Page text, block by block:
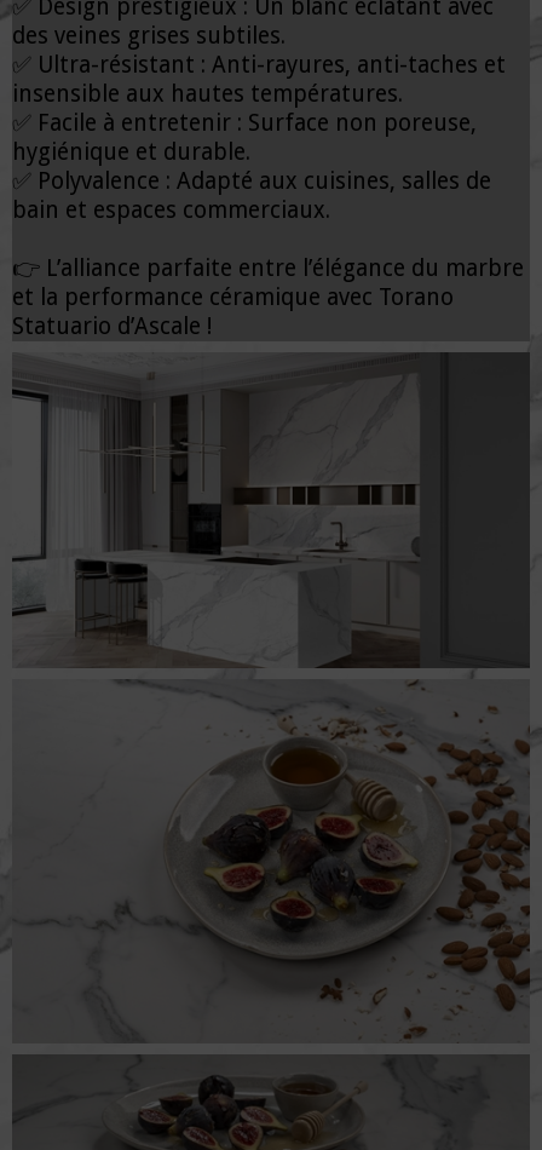
✅ Design prestigieux : Un blanc éclatant avec
des veines grises subtiles.
✅ Ultra-résistant : Anti-rayures, anti-taches et
insensible aux hautes températures.
✅ Facile à entretenir : Surface non poreuse,
hygiénique et durable.
✅ Polyvalence : Adapté aux cuisines, salles de
bain et espaces commerciaux.
👉 L’alliance parfaite entre l’élégance du marbre
et la performance céramique avec Torano
Statuario d’Ascale !